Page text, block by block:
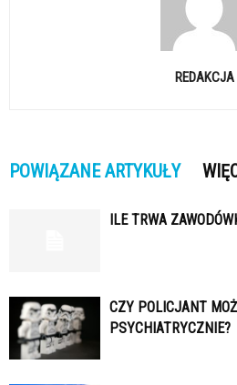
REDAKCJA
POWIĄZANE ARTYKUŁY
ILE TRWA
CZY POLICJANT
PSYCHIATRYCZNIE?